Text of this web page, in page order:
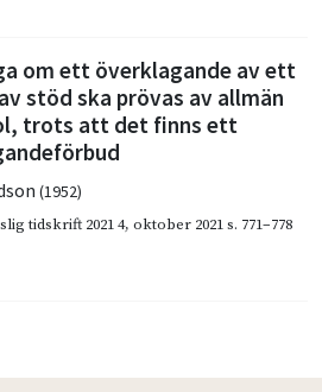
om ett överklagande av ett
stöd ska prövas av allmän
trots att det finns ett
(1952)
tidskrift 2021 4, oktober 2021s. 771–778